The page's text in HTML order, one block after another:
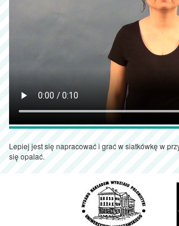
Lepiej jest się napracować i grać w siatkówkę w
się opalać.